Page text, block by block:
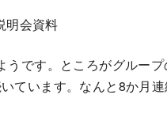
会資料
です。ところがグルー
ています。なんと8か月